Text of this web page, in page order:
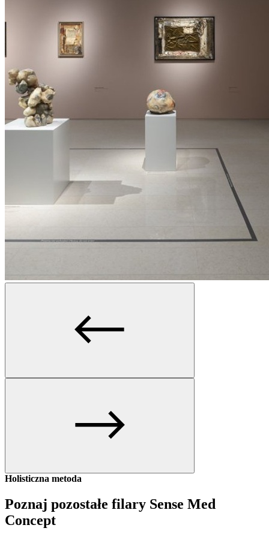
Holisticzna metoda
Poznaj pozostałe filary Sense Med
Concept